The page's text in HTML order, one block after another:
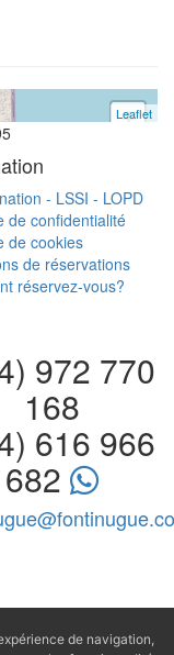
+
Leaflet
- LSSI - LOPD
de confidentialité
de cookies
de réservations
réservez-vous?
972 770
168
616 966
682
de navigation,